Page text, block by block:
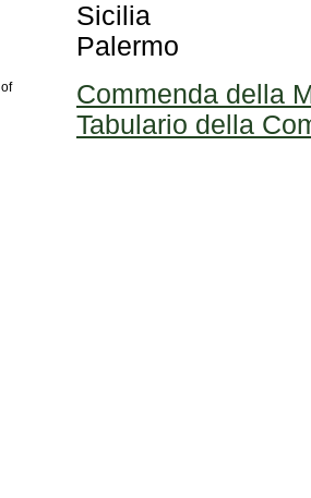
Sicilia
Palermo
of
Commenda della
Tabulario della